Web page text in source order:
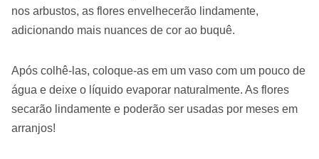
nos arbustos, as flores envelhecerão lindamente,
adicionando mais nuances de cor ao buquê.
Após colhê-las, coloque-as em um vaso com um pouco de
água e deixe o líquido evaporar naturalmente. As flores
secarão lindamente e poderão ser usadas por meses em
arranjos!